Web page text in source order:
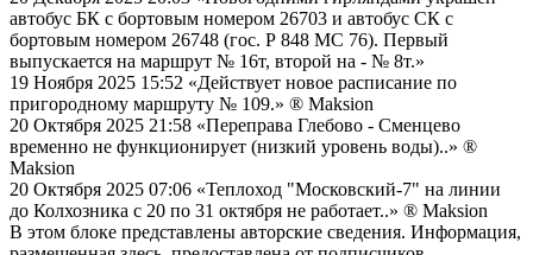
автобус БК с бортовым номером 26703 и автобус СК с
бортовым номером 26748 (гос. Р 848 МС 76). Первый
выпускается на маршрут № 16т, второй на - № 8т.»
19 Ноября 2025 15:52 «Действует новое расписание по
пригородному маршруту № 109.» ® Maksion
20 Октября 2025 21:58 «Переправа Глебово - Сменцево
временно не функционирует (низкий уровень воды)..» ®
Maksion
20 Октября 2025 07:06 «Теплоход "Московский-7" на линии
до Колхозника с 20 по 31 октября не работает..» ® Maksion
В этом блоке представлены авторские сведения. Информация,